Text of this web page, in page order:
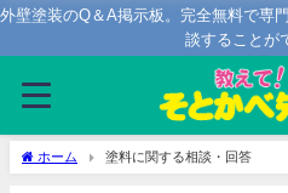
外壁塗装のQ＆A掲示板。完全無料で専
談することが
ホーム 塗料に関する相談・回答
塗料に関する相談・回答